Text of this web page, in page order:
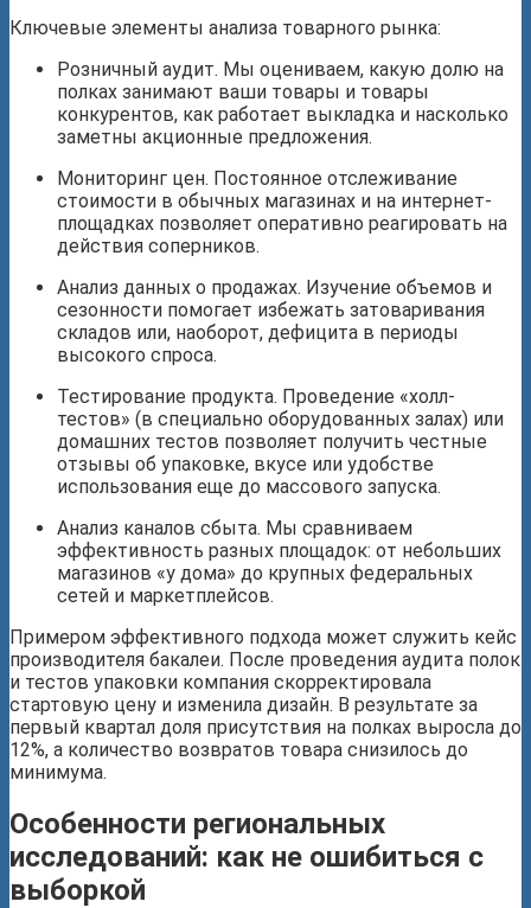
Ключевые элементы анализа товарного рынка:
Розничный аудит. Мы оцениваем, какую долю на
полках занимают ваши товары и товары
конкурентов, как работает выкладка и насколько
заметны акционные предложения.
Мониторинг цен. Постоянное отслеживание
стоимости в обычных магазинах и на интернет-
площадках позволяет оперативно реагировать на
действия соперников.
Анализ данных о продажах. Изучение объемов и
сезонности помогает избежать затоваривания
складов или, наоборот, дефицита в периоды
высокого спроса.
Тестирование продукта. Проведение «холл-
тестов» (в специально оборудованных залах) или
домашних тестов позволяет получить честные
отзывы об упаковке, вкусе или удобстве
использования еще до массового запуска.
Анализ каналов сбыта. Мы сравниваем
эффективность разных площадок: от небольших
магазинов «у дома» до крупных федеральных
сетей и маркетплейсов.
Примером эффективного подхода может служить кейс
производителя бакалеи. После проведения аудита полок
и тестов упаковки компания скорректировала
стартовую цену и изменила дизайн. В результате за
первый квартал доля присутствия на полках выросла до
12%, а количество возвратов товара снизилось до
минимума.
Особенности региональных
исследований: как не ошибиться с
выборкой